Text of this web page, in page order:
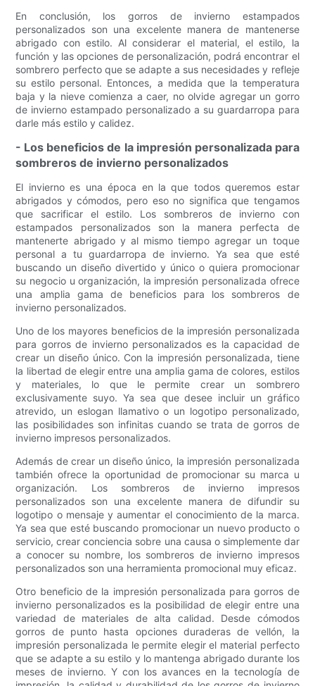
En conclusión, los gorros de invierno estampados
personalizados son una excelente manera de mantenerse
abrigado con estilo. Al considerar el material, el estilo, la
función y las opciones de personalización, podrá encontrar el
sombrero perfecto que se adapte a sus necesidades y refleje
su estilo personal. Entonces, a medida que la temperatura
baja y la nieve comienza a caer, no olvide agregar un gorro
de invierno estampado personalizado a su guardarropa para
darle más estilo y calidez.
- Los beneficios de la impresión personalizada para
sombreros de invierno personalizados
El invierno es una época en la que todos queremos estar
abrigados y cómodos, pero eso no significa que tengamos
que sacrificar el estilo. Los sombreros de invierno con
estampados personalizados son la manera perfecta de
mantenerte abrigado y al mismo tiempo agregar un toque
personal a tu guardarropa de invierno. Ya sea que esté
buscando un diseño divertido y único o quiera promocionar
su negocio u organización, la impresión personalizada ofrece
una amplia gama de beneficios para los sombreros de
invierno personalizados.
Uno de los mayores beneficios de la impresión personalizada
para gorros de invierno personalizados es la capacidad de
crear un diseño único. Con la impresión personalizada, tiene
la libertad de elegir entre una amplia gama de colores, estilos
y materiales, lo que le permite crear un sombrero
exclusivamente suyo. Ya sea que desee incluir un gráfico
atrevido, un eslogan llamativo o un logotipo personalizado,
las posibilidades son infinitas cuando se trata de gorros de
invierno impresos personalizados.
Además de crear un diseño único, la impresión personalizada
también ofrece la oportunidad de promocionar su marca u
organización. Los sombreros de invierno impresos
personalizados son una excelente manera de difundir su
logotipo o mensaje y aumentar el conocimiento de la marca.
Ya sea que esté buscando promocionar un nuevo producto o
servicio, crear conciencia sobre una causa o simplemente dar
a conocer su nombre, los sombreros de invierno impresos
personalizados son una herramienta promocional muy eficaz.
Otro beneficio de la impresión personalizada para gorros de
invierno personalizados es la posibilidad de elegir entre una
variedad de materiales de alta calidad. Desde cómodos
gorros de punto hasta opciones duraderas de vellón, la
impresión personalizada le permite elegir el material perfecto
que se adapte a su estilo y lo mantenga abrigado durante los
meses de invierno. Y con los avances en la tecnología de